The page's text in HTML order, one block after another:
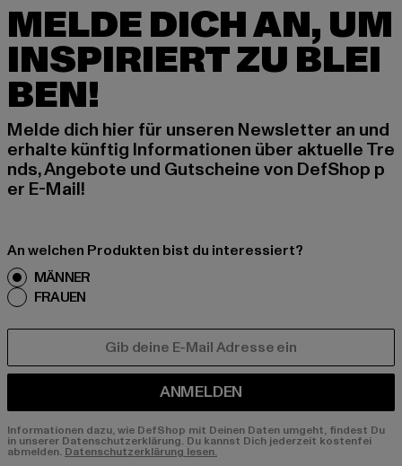
MELDE DICH AN, UM
INSPIRIERT ZU BLEI
BEN!
Melde dich hier für unseren Newsletter an und
erhalte künftig Informationen über aktuelle Tre
nds, Angebote und Gutscheine von DefShop p
er E-Mail!
An welchen Produkten bist du interessiert?
MÄNNER
FRAUEN
ANMELDEN
Informationen dazu, wie DefShop mit Deinen Daten umgeht, findest Du
in unserer Datenschutzerklärung. Du kannst Dich jederzeit kostenfei
abmelden. Datenschutzerklärung lesen.